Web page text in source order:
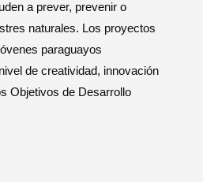
a prever, prevenir o
naturales. Los proyectos
paraguayos
de creatividad, innovación
Objetivos de Desarrollo